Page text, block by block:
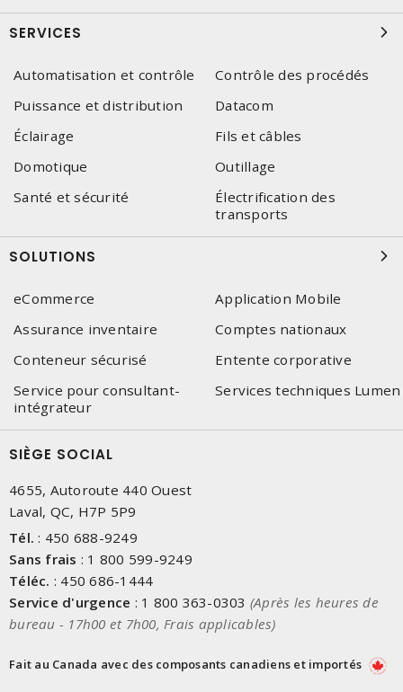
SERVICES
Automatisation et contrôle
Contrôle des procédés
Puissance et distribution
Datacom
Éclairage
Fils et câbles
Domotique
Outillage
Santé et sécurité
Électrification des
transports
SOLUTIONS
eCommerce
Application Mobile
Assurance inventaire
Comptes nationaux
Conteneur sécurisé
Entente corporative
Service pour consultant-
intégrateur
Services techniques Lumen
SIÈGE SOCIAL
4655, Autoroute 440 Ouest
Laval, QC, H7P 5P9
Tél. : 450 688-9249
Sans frais : 1 800 599-9249
Téléc. : 450 686-1444
Service d'urgence : 1 800 363-0303 (Après les heures de
bureau - 17h00 et 7h00, Frais applicables)
Fait au Canada avec des composants canadiens et importés